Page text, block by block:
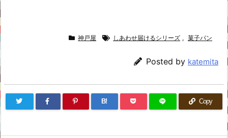
神戸屋 しあわせ届けるシリーズ , 菓子パン
Posted by katemita
B! Copy